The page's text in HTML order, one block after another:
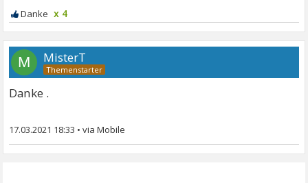
x 4
M MisterT
Danke .
17.03.2021 18:33 •